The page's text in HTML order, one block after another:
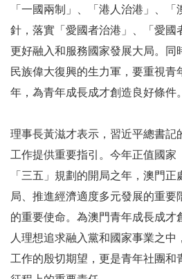
「一國兩制」、「港人治港」、
針，落實「愛國者治港」、「愛國
更好融入和服務國家發展大局。同
民族偉大復興的生力軍，要重視青
年，為青年成長成才創造良好條件。
理事長黃滋才表示，習近平總書記
工作提供重要指引。今年正值國家
「三五」規劃的開局之年，澳門
局、推進經濟適度多元發展的重
的重要使命。為澳門青年成長成才
人理想追求融入黨和國家事業之
工作的殷切期望，更是青年社團和